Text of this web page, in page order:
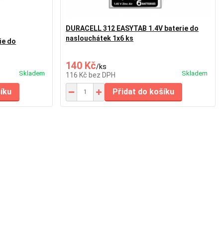
do
Skladem
DURACELL 312 EASYTAB 1.4V baterie do
naslouchátek 1x6 ks
140 Kč/ks
116 Kčbez DPH Skladem
Přidat do košíku